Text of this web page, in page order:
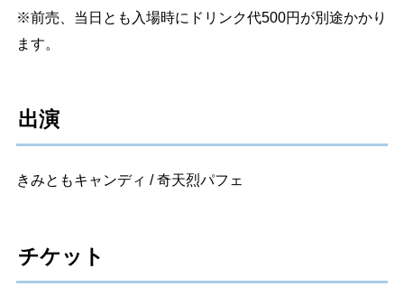
※前売、当日とも入場時にドリンク代500円が別途かかり
ます。
出演
きみともキャンディ / 奇天烈パフェ
チケット